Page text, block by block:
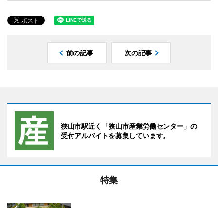
前の記事 次の記事
狭山市駅近く「狭山市産業労働センター」の
受付アルバイトを募集しています。
特集